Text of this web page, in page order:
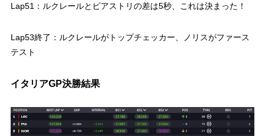
Lap51：ルクレールとピアストリの差は5秒、これは決まった！
Lap53終了：ルクレールがトップチェッカー、ノリスがファース
テスト
イタリアGP決勝結果